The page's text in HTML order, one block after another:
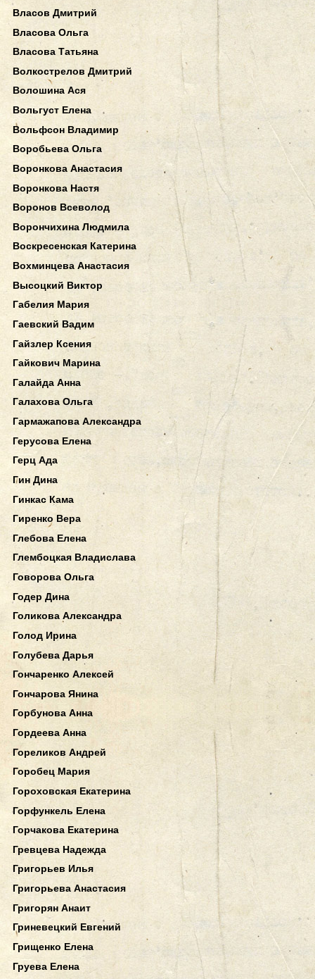
Власов Дмитрий
Власова Ольга
Власова Татьяна
Волкострелов Дмитрий
Волошина Ася
Вольгуст Елена
Вольфсон Владимир
Воробьева Ольга
Воронкова Анастасия
Воронкова Настя
Воронов Всеволод
Ворончихина Людмила
Воскресенская Катерина
Вохминцева Анастасия
Высоцкий Виктор
Габелия Мария
Гаевский Вадим
Гайзлер Ксения
Гайкович Марина
Галайда Анна
Галахова Ольга
Гармажапова Александра
Герусова Елена
Герц Ада
Гин Дина
Гинкас Кама
Гиренко Вера
Глебова Елена
Глембоцкая Владислава
Говорова Ольга
Годер Дина
Голикова Александра
Голод Ирина
Голубева Дарья
Гончаренко Алексей
Гончарова Янина
Горбунова Анна
Гордеева Анна
Гореликов Андрей
Горобец Мария
Гороховская Екатерина
Горфункель Елена
Горчакова Екатерина
Гревцева Надежда
Григорьев Илья
Григорьева Анастасия
Григорян Анаит
Гриневецкий Евгений
Грищенко Елена
Груева Елена